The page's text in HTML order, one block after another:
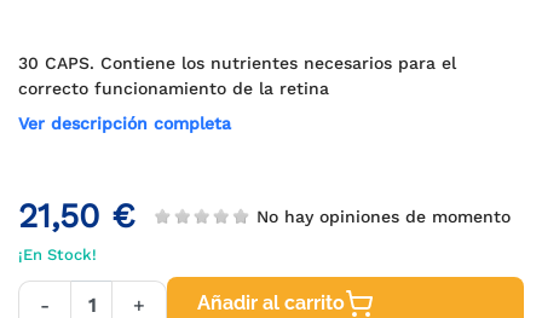
30 CAPS. Contiene los nutrientes necesarios para el
correcto funcionamiento de la retina
Ver descripción completa
21,50 € No hay opiniones de momento
¡En Stock!
- + Añadir al carrito